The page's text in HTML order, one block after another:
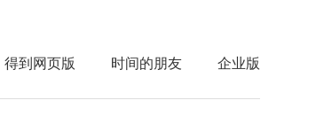
得到网页版 时间的朋友 企业版